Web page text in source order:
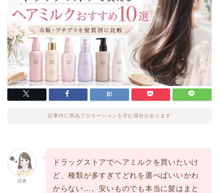
記事内に商品プロモーションを含む場合があります
読者
ドラッグストアでヘアミルクを買いたいけ
ど、種類が多すぎてどれを選べばいいかわ
からない…。安いものでも本当に髪はまと